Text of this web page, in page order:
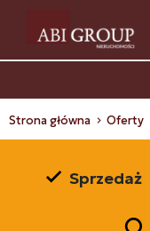
Strona główna Oferty
Sprzedaż